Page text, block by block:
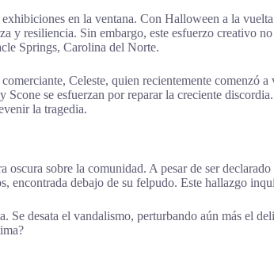
en la ventana. Con Halloween a la
y resiliencia. Sin embargo, este esfuerzo creativo
Springs, Carolina del Norte.
Celeste, quien recientemente comenzó
se esfuerzan por reparar la creciente
la tragedia.
sobre la comunidad. A pesar de ser
debajo de su felpudo. Este hallazgo
desata el vandalismo, perturbando aún más el